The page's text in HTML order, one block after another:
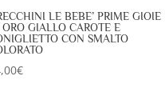
LE BEBE’ PRIME GIOIE
GIALLO CAROTE E
CON SMALTO
€